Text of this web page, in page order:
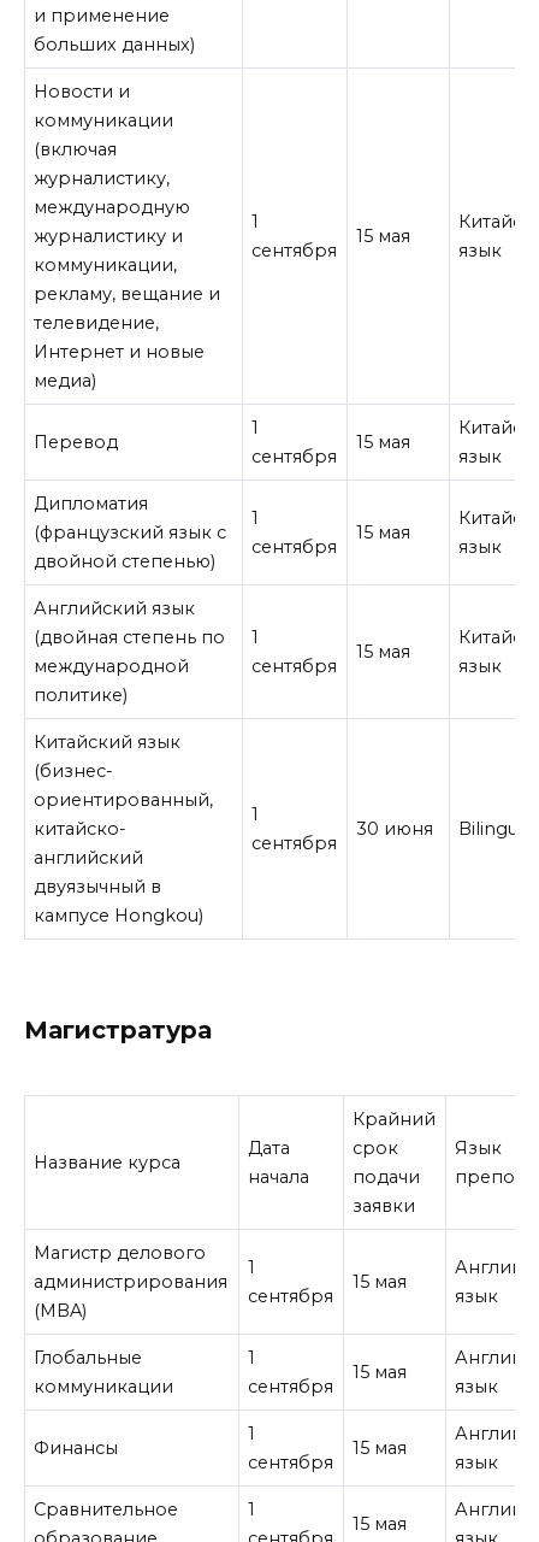
и применение
больших данных)
Новости и
коммуникации
(включая
журналистику,
международную
журналистику и
коммуникации,
рекламу, вещание и
телевидение,
Интернет и новые
медиа)
1
сентября
15 мая
язык
Перевод
1
сентября
15 мая
язык
Дипломатия
(французский язык с
двойной степенью)
1
сентября
15 мая
язык
Английский язык
(двойная степень по
международной
политике)
1
сентября
15 мая
язык
Китайский язык
(бизнес-
ориентированный,
китайско-
английский
двуязычный в
кампусе Hongkou)
1
сентября
30 июня Bilingual
Магистратура
Название курса
Дата
начала
Крайний
срок
подачи
заявки
Язык
Магистр делового
администрирования
(MBA)
1
сентября
15 мая
язык
Глобальные
коммуникации
1
сентября
15 мая
язык
Финансы
1
сентября
15 мая
язык
Сравнительное
1
15 мая